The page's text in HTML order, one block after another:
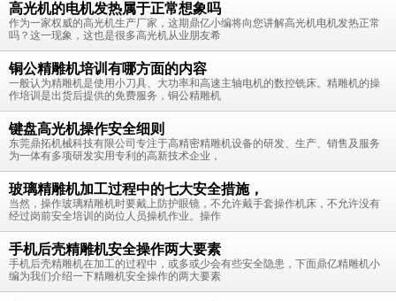
高光机的电机发热属于正常想象吗
作为一家权威的高光机生产厂家，这期鼎亿小编将向您讲解高光机电机发热正常
吗？这一现象，这也是很多高光机从业朋友希
铜公精雕机培训有哪方面的内容
一般认为精雕机是使用小刀具、大功率和高速主轴电机的数控铣床。精雕机的操
作培训是出货后提供的免费服务，铜公精雕机
键盘高光机操作安全细则
东莞鼎拓机械科技有限公司专注于高精密精雕机设备的研发、生产、销售及服务
为一体有多项研发实用专利的高新技术企业，
玻璃精雕机加工过程中的七大安全措施，
当然，操作玻璃精雕机时要戴上防护眼镜，不允许戴手套操作机床，不允许没有
经过岗前安全培训的岗位人员操机作业。操作
手机后壳精雕机安全操作两大要素
手机后壳精雕机在加工的过程中，或多或少会有些安全隐患，下面鼎亿精雕机小
编为我们介绍一下精雕机安全操作的两大要素